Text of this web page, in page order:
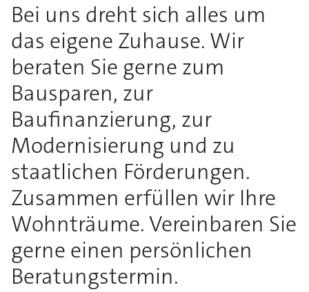
Bei uns dreht sich alles um
das eigene Zuhause. Wir
beraten Sie gerne zum
Bausparen, zur
Baufinanzierung, zur
Modernisierung und zu
staatlichen Förderungen.
Zusammen erfüllen wir Ihre
Wohnträume. Vereinbaren Sie
gerne einen persönlichen
Beratungstermin.